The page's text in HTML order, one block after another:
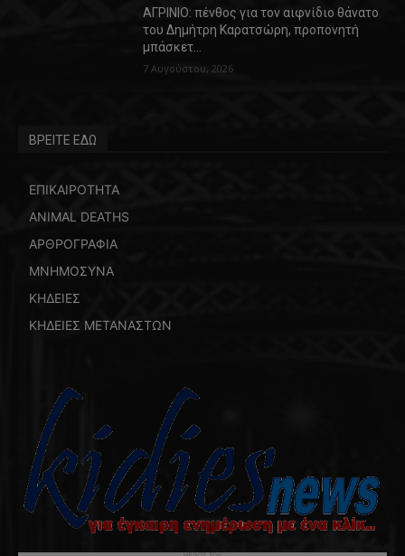
ΑΓΡΙΝΙΟ: πένθος για τον αιφνίδιο θάνατο
του Δημήτρη Καρατσώρη, προπονητή
μπάσκετ…
7 Αυγούστου, 2026
ΒΡΕΙΤΕ ΕΔΩ
ΕΠΙΚΑΙΡΟΤΗΤΑ
ANIMAL DEATHS
ΑΡΘΡΟΓΡΑΦΙΑ
ΜΝΗΜΟΣΥΝΑ
ΚΗΔΕΙΕΣ
ΚΗΔΕΙΕΣ ΜΕΤΑΝΑΣΤΩΝ